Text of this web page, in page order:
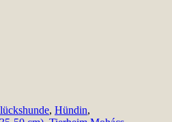
, Hündin,